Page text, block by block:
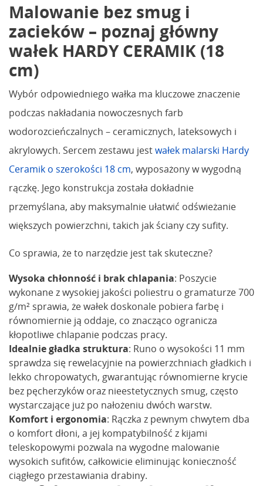
Malowanie bez smug i
zacieków – poznaj główny
wałek HARDY CERAMIK (18
cm)
Wybór odpowiedniego wałka ma kluczowe znaczenie
podczas nakładania nowoczesnych farb
wodorozcieńczalnych – ceramicznych, lateksowych i
akrylowych. Sercem zestawu jestwałek malarski Hardy
Ceramik o szerokości 18 cm, wyposażony w wygodną
rączkę. Jego konstrukcja została dokładnie
przemyślana, aby maksymalnie ułatwić odświeżanie
większych powierzchni, takich jak ściany czy sufity.
Co sprawia, że to narzędzie jest tak skuteczne?
Wysoka chłonność i brak chlapania: Poszycie
wykonane z wysokiej jakości poliestru o gramaturze 700
g/m² sprawia, że wałek doskonale pobiera farbę i
równomiernie ją oddaje, co znacząco ogranicza
kłopotliwe chlapanie podczas pracy.
Idealnie gładka struktura: Runo o wysokości 11 mm
sprawdza się rewelacyjnie na powierzchniach gładkich i
lekko chropowatych, gwarantując równomierne krycie
bez pęcherzyków oraz nieestetycznych smug, często
wystarczające już po nałożeniu dwóch warstw.
Komfort i ergonomia: Rączka z pewnym chwytem dba
o komfort dłoni, a jej kompatybilność z kijami
teleskopowymi pozwala na wygodne malowanie
wysokich sufitów, całkowicie eliminując konieczność
ciągłego przestawiania drabiny.